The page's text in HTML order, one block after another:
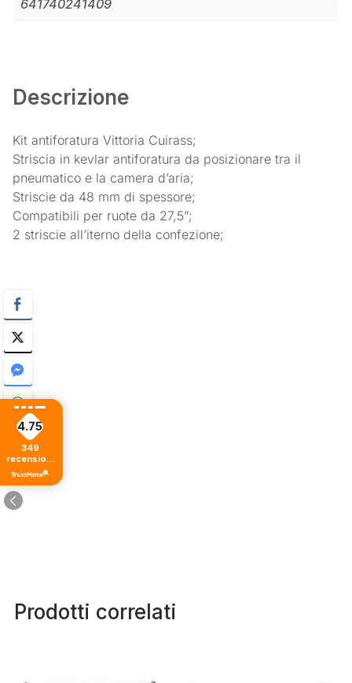
641740241409
Descrizione
Kit antiforatura Vittoria Cuirass;
Striscia in kevlar antiforatura da posizionare tra il
pneumatico e la camera d’aria;
Striscie da 48 mm di spessore;
Compatibili per ruote da 27,5”;
2 striscie all’iterno della confezione;
Prodotti correlati
4.75
349
recensioni
di tutti i